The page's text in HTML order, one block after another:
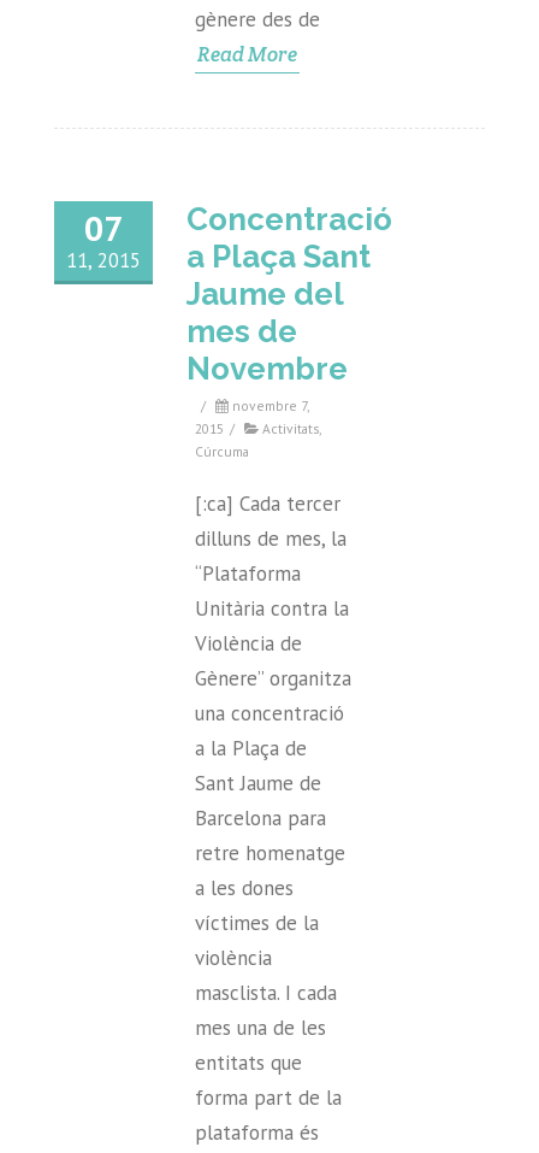
gènere des de
Read More
07
11, 2015
Concentració
a Plaça Sant
Jaume del
mes de
Novembre
/
novembre 7,
2015 / Activitats,
Cúrcuma
[:ca] Cada tercer
dilluns de mes, la
“Plataforma
Unitària contra la
Violència de
Gènere” organitza
una concentració
a la Plaça de
Sant Jaume de
Barcelona para
retre homenatge
a les dones
víctimes de la
violència
masclista. I cada
mes una de les
entitats que
forma part de la
plataforma és